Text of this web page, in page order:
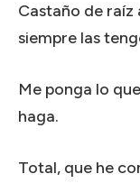
Castaño de raíz
siempre las
Me ponga lo
haga.
Total, que he